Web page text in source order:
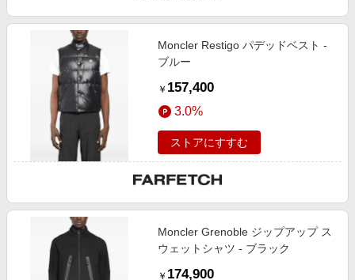
Moncler Restigo パデッドベスト -
ブルー
￥ 157,400
3.0%
ストアにすすむ
Moncler Grenoble ジップアップ ス
ウェットシャツ - ブラック
￥ 174,900